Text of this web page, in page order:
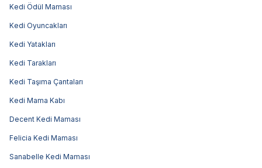
Kedi Ödül Maması
Kedi Oyuncakları
Kedi Yatakları
Kedi Tarakları
Kedi Taşıma Çantaları
Kedi Mama Kabı
Decent Kedi Maması
Felicia Kedi Maması
Sanabelle Kedi Maması